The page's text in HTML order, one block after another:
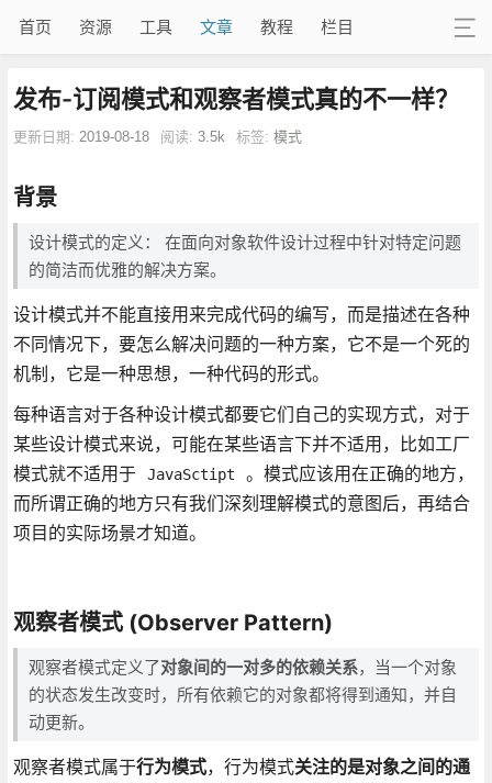
首页 资源 工具 文章 教程 栏目
发布-订阅模式和观察者模式真的不一样？
更新日期: 2019-08-18 阅读: 3.5k 标签: 模式
背景
设计模式的定义： 在面向对象软件设计过程中针对特定问题
的简洁而优雅的解决方案。
设计模式并不能直接用来完成代码的编写，而是描述在各种
不同情况下，要怎么解决问题的一种方案，它不是一个死的
机制，它是一种思想，一种代码的形式。
每种语言对于各种设计模式都要它们自己的实现方式，对于
某些设计模式来说，可能在某些语言下并不适用，比如工厂
模式就不适用于
JavaSctipt
。模式应该用在正确的地方，
而所谓正确的地方只有我们深刻理解模式的意图后，再结合
项目的实际场景才知道。
观察者模式 (Observer Pattern)
观察者模式定义了对象间的一对多的依赖关系，当一个对象
的状态发生改变时，所有依赖它的对象都将得到通知，并自
动更新。
观察者模式属于行为模式，行为模式关注的是对象之间的通